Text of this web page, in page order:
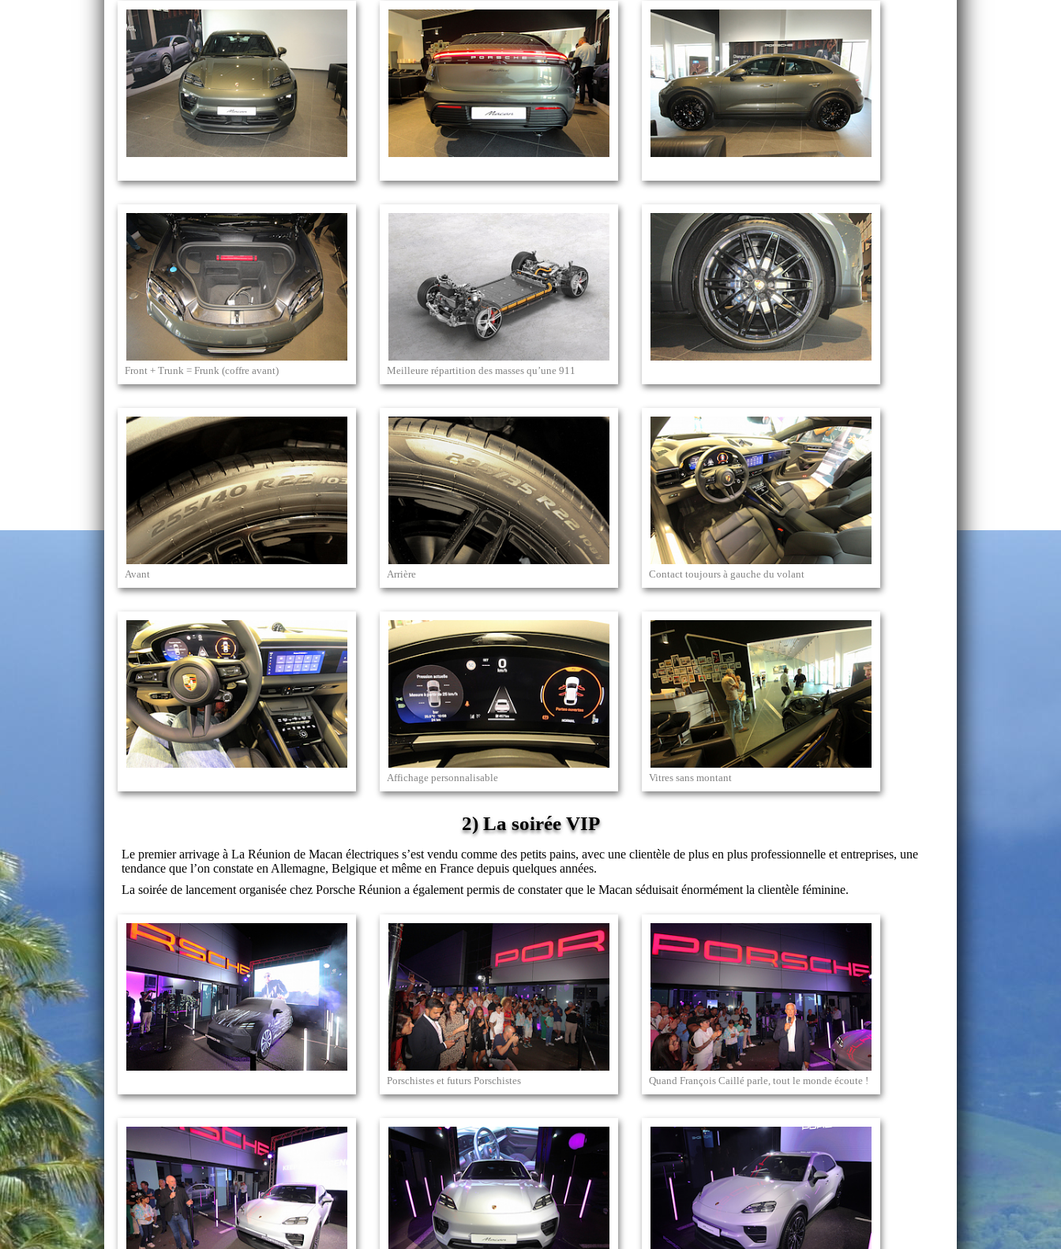
Front + Trunk = Frunk (coffre avant) Meilleure répartition des masses qu’une 911
Avant Arrière Contact toujours à gauche du volant
Affichage personnalisable Vitres sans montant
2) La soirée VIP
Le premier arrivage à La Réunion de Macan électriques s’est vendu comme des petits pains, avec une clientèle de plus en plus professionnelle et entreprises, une
tendance que l’on constate en Allemagne, Belgique et même en France depuis quelques années.
La soirée de lancement organisée chez Porsche Réunion a également permis de constater que le Macan séduisait énormément la clientèle féminine.
Porschistes et futurs Porschistes Quand François Caillé parle, tout le monde écoute !